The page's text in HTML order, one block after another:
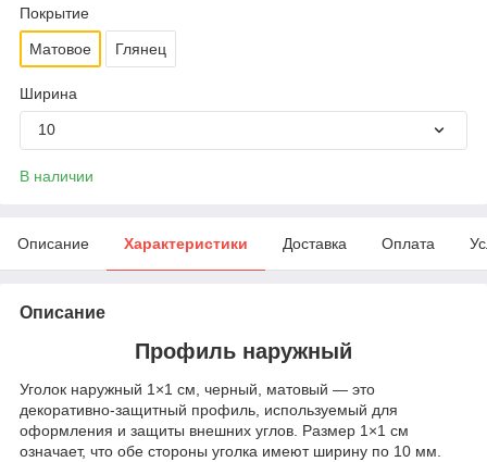
Покрытие
Матовое Глянец
Ширина
10
В наличии
Описание Характеристики Доставка Оплата
Описание
Профиль наружный
Уголок наружный 1×1 см, черный, матовый — это
декоративно‑защитный профиль, используемый для
оформления и защиты внешних углов. Размер 1×1 см
означает, что обе стороны уголка имеют ширину по 10 мм.